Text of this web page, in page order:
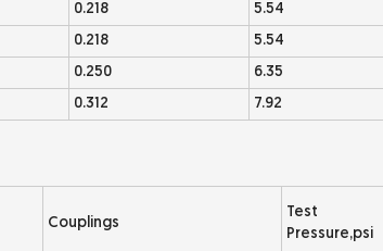
0.218
5.54
0.218
5.54
0.250
6.35
0.312 7.92
Couplings
Test
Pressure,psi